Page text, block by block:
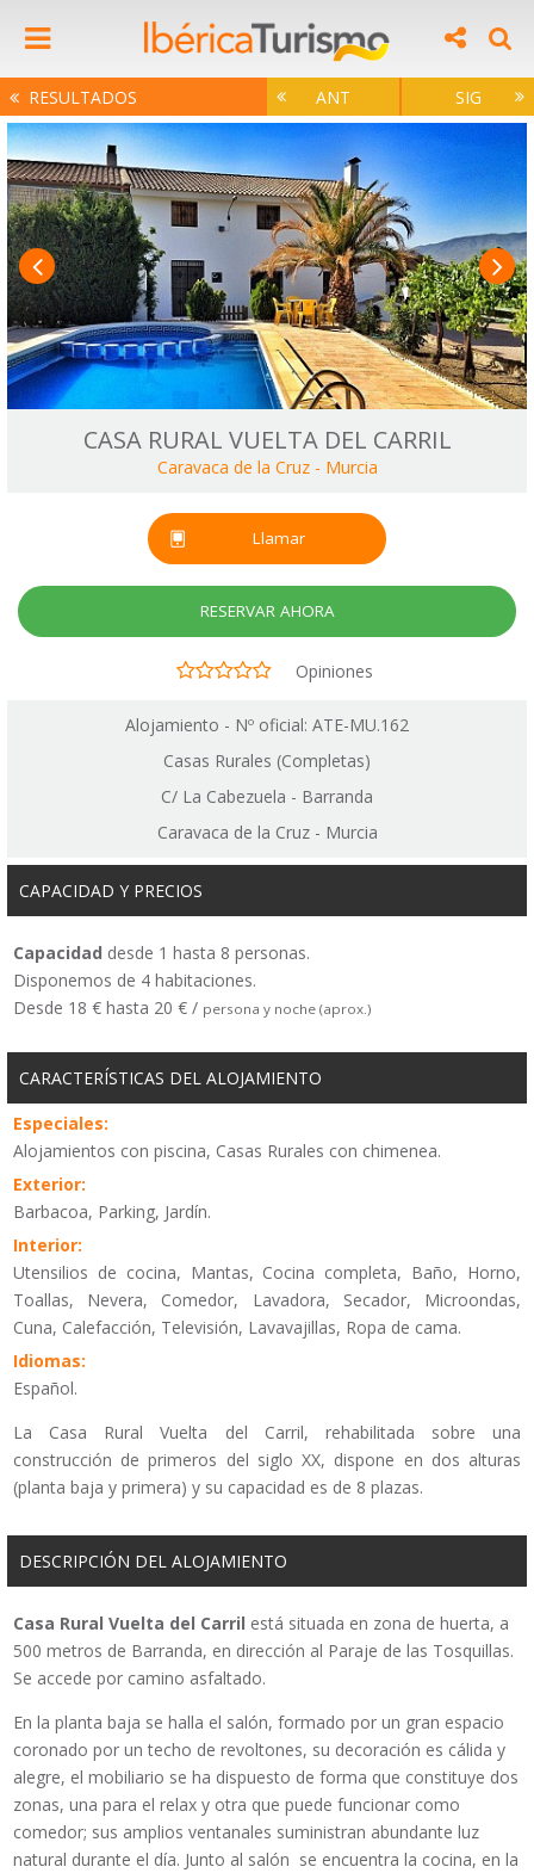
RESULTADOS ANT SIG
CASA RURAL VUELTA DEL CARRIL
Caravaca de la Cruz- Murcia
Llamar
RESERVAR AHORA
Opiniones
Alojamiento - Nº oficial: ATE-MU.162
Casas Rurales (Completas)
C/ La Cabezuela - Barranda
Caravaca de la Cruz - Murcia
CAPACIDAD Y PRECIOS
Capacidad desde 1 hasta 8 personas.
Disponemos de 4 habitaciones.
Desde 18 € hasta 20 € / persona y noche (aprox.)
CARACTERÍSTICAS DEL ALOJAMIENTO
Especiales:
Alojamientos con piscina, Casas Rurales con chimenea.
Exterior:
Barbacoa, Parking, Jardín.
Interior:
Utensilios de cocina, Mantas, Cocina completa, Baño, Horno,
Toallas, Nevera, Comedor, Lavadora, Secador, Microondas,
Cuna, Calefacción, Televisión, Lavavajillas, Ropa de cama.
Idiomas:
Español.
La Casa Rural Vuelta del Carril, rehabilitada sobre una
construcción de primeros del siglo XX, dispone en dos alturas
(planta baja y primera) y su capacidad es de 8 plazas.
DESCRIPCIÓN DEL ALOJAMIENTO
Casa Rural Vuelta del Carril está situada en zona de huerta, a
500 metros de Barranda, en dirección al Paraje de las Tosquillas.
Se accede por camino asfaltado.
En la planta baja se halla el salón, formado por un gran espacio
coronado por un techo de revoltones, su decoración es cálida y
alegre, el mobiliario se ha dispuesto de forma que constituye dos
zonas, una para el relax y otra que puede funcionar como
comedor; sus amplios ventanales suministran abundante luz
natural durante el día. Junto al salón se encuentra la cocina, en la